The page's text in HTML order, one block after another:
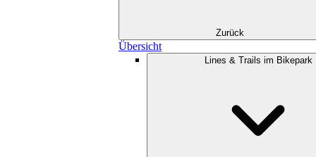
Zurück
Übersicht
Lines & Trails im Bikepark